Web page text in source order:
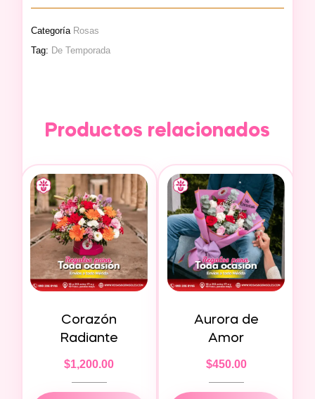
Categoría Rosas
Tag: De Temporada
Productos relacionados
Corazón
Radiante
$1,200.00
Aurora de
Amor
$450.00